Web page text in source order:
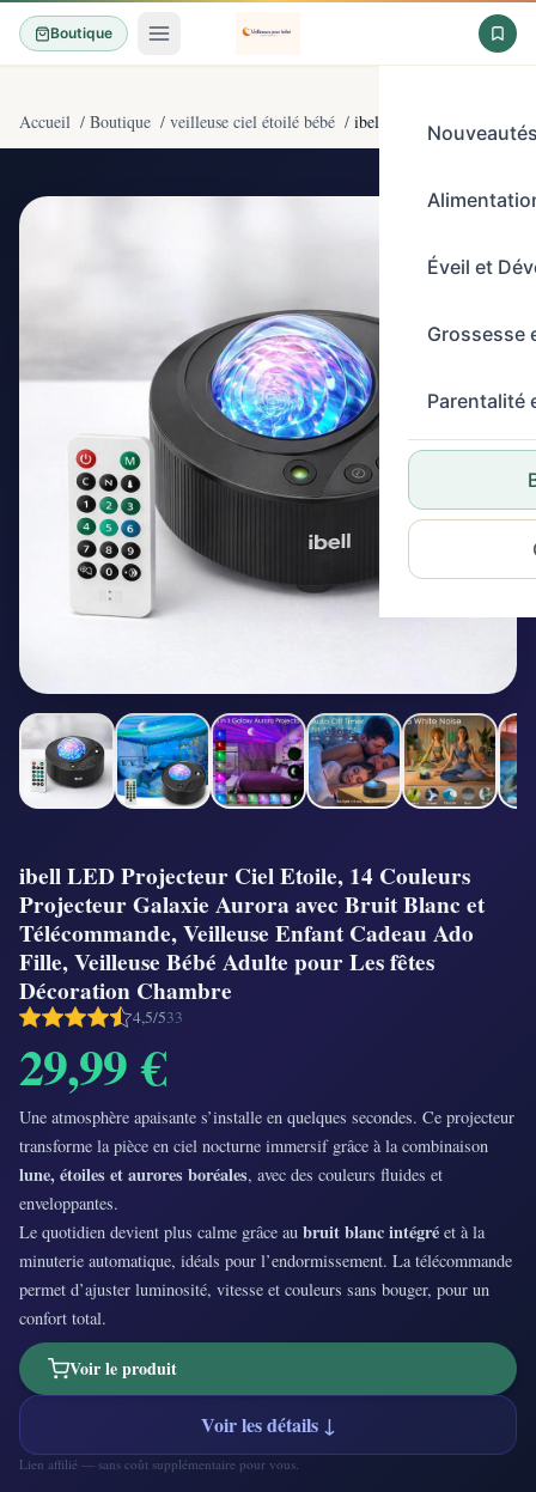
Boutique
Éveil et
Grossesse
Parentalité
Accueil / Boutique / veilleuse ciel étoilé bébé / ibell LED Projecteur Ciel
ibell LED Projecteur Ciel Etoile, 14 Couleurs
Projecteur Galaxie Aurora avec Bruit Blanc et
Télécommande, Veilleuse Enfant Cadeau Ado
Fille, Veilleuse Bébé Adulte pour Les fêtes
Décoration Chambre
4,5/533
29,99 €
Une atmosphère apaisante s’installe en quelques secondes. Ce projecteur
transforme la pièce en ciel nocturne immersif grâce à la combinaison
lune, étoiles et aurores boréales, avec des couleurs fluides et
enveloppantes.
Le quotidien devient plus calme grâce au bruit blanc intégré et à la
minuterie automatique, idéals pour l’endormissement. La télécommande
permet d’ajuster luminosité, vitesse et couleurs sans bouger, pour un
confort total.
Voir le produit
Voir les détails ↓
Lien affilié — sans coût supplémentaire pour vous.